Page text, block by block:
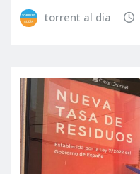
torrent al dia